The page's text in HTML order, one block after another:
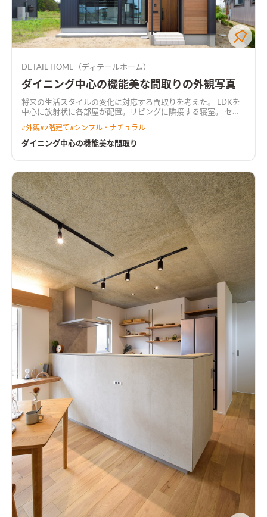
DETAIL HOME（ディテールホーム）
ダイニング中心の機能美な間取りの外観写真
将来の生活スタイルの変化に対応する間取りを考えた。 LDKを
中心に放射状に各部屋が配置。リビングに隣接する寝室。 セン
て暮らしが想像できる間取り。
#外観#2階建て #シンプル・ナチュラル
ダイニング中心の機能美な間取り